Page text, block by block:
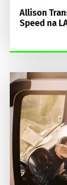
Allison
Speed na